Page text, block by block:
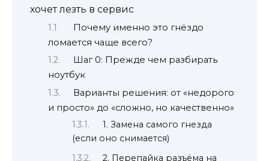
хочет лезть в сервис
Почему именно это гнёздо
ломается чаще всего?
Шаг 0: Прежде чем разбирать
ноутбук
Варианты решения: от «недорого
и просто» до «сложно, но качественно»
1. Замена самого гнезда
(если оно снимается)
2. Перепайка разъёма на